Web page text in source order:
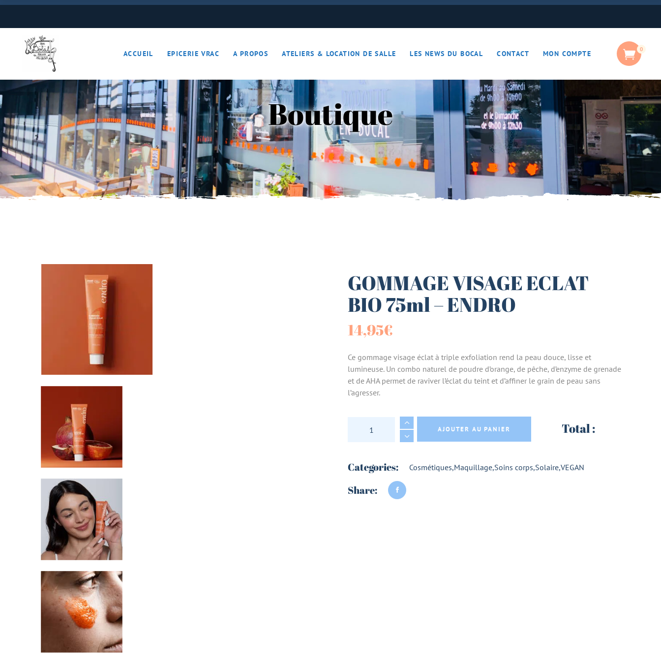
ACCUEIL EPICERIE VRAC
Boulangerie
Boissons
Cave à vins – Bières – Apérotime
Céréales – Graines – Fruits secs
Conserves
Cosmétiques
Crèmerie – Charcutaille
A PROPOS ATELIERS & LOCATION DE SALLE
ON JOUE… ON S’DETEND !!
LES NEWS DU BOCAL CONTACT MON COMPTE 0
Boulangerie
Conserves
Cosmétiques
Crèmerie – Charcutaille
Epices et condiments
Farines
Fruits et légumes (Paniers)
Gourmandises sucrées
Hygiène
Petit déjeuner
ON JOUE… ON S’DETEND !!
Boutique
GOMMAGE VISAGE ECLAT
BIO 75ml – ENDRO
14,95€
Ce gommage visage éclat à triple exfoliation rend la peau douce, lisse et
lumineuse. Un combo naturel de poudre d’orange, de pêche, d’enzyme de grenade
et de AHA permet de raviver l’éclat du teint et d’affiner le grain de peau sans
l’agresser.
GOMMAGE VISAGE ECLAT BIO 75ml - ENDRO quantity
AJOUTER AU PANIER Total :
Categories: Cosmétiques,Maquillage,Soins corps,Solaire,VEGAN
Share: